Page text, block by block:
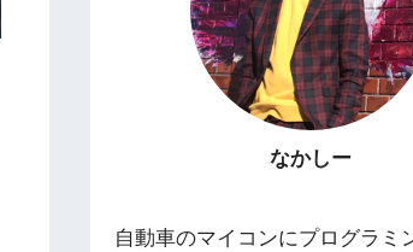
なかしー
自動車のマイコンにプログラミ